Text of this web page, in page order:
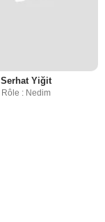
Serhat Yiğit
Rôle : Nedim